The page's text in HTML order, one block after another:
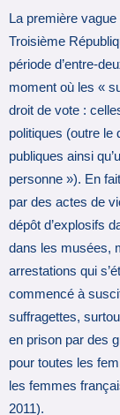
La première
Troisième
période d’entre-
moment où les «
droit de vote :
politiques (outre le
publiques ainsi
personne »). En
par des actes de
dépôt d’explosifs
dans les musées,
arrestations qui
commencé à
suffragettes,
en prison par des
pour toutes les
les femmes
2011).